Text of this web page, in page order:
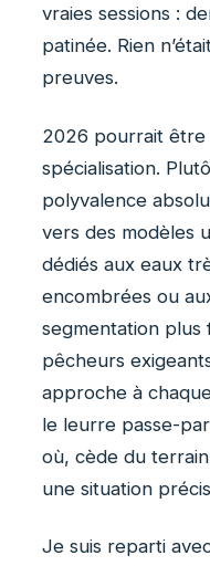
vraies sessions :
patinée. Rien
preuves.
2026 pourrait être
spécialisation.
polyvalence
vers des modèles
dédiés aux eaux
encombrées ou
segmentation plus
pêcheurs
approche à
le leurre passe-
où, cède du
une situation
Je suis reparti